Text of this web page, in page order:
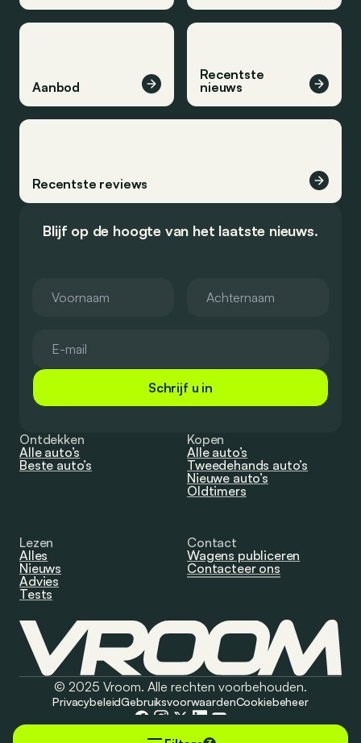
Aanbod
Recentste
nieuws
Recentste reviews
Blijf op de hoogte van het laatste nieuws.
Schrijf u in
Ontdekken
Alle auto’s
Beste auto’s
Kopen
Alle auto’s
Tweedehands auto’s
Nieuwe auto’s
Oldtimers
Lezen
Alles
Nieuws
Advies
Tests
Contact
Wagens publiceren
Contacteer ons
© 2025 Vroom. Alle rechten voorbehouden.
PrivacybeleidGebruiksvoorwaardenCookiebeheer